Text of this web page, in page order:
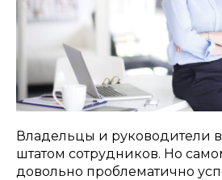
Владельцы и руководители
штатом сотрудников. Но
довольно проблематично